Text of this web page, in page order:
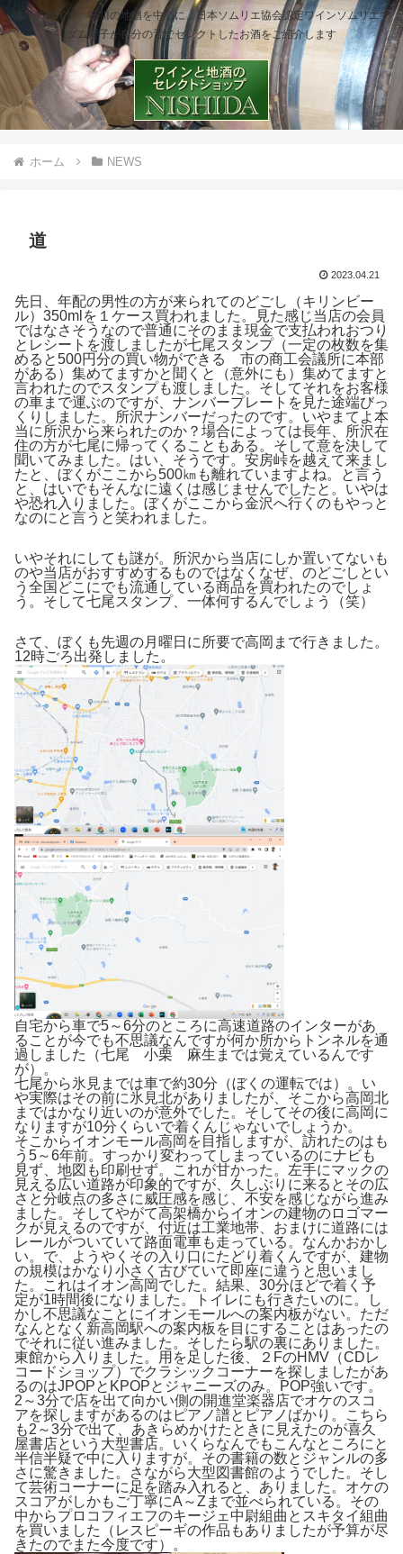
世界のワイン、石川の地酒を中心に、日本ソムリエ協会認定ワインソムリエマ
ダム櫻子が自分の舌でセレクトしたお酒をご紹介します
ホーム NEWS
道
2023.04.21
先日、年配の男性の方が来られてのどごし（キリンビー
ル）350mlを１ケース買われました。見た感じ当店の会員
ではなさそうなので普通にそのまま現金で支払われおつり
とレシートを渡しましたが七尾スタンプ（一定の枚数を集
めると500円分の買い物ができる 市の商工会議所に本部
がある）集めてますかと聞くと（意外にも）集めてますと
言われたのでスタンプも渡しました。そしてそれをお客様
の車まで運ぶのですが、ナンバープレートを見た途端びっ
くりしました。所沢ナンバーだったのです。いやまてよ本
当に所沢から来られたのか？場合によっては長年、所沢在
住の方が七尾に帰ってくることもある。そして意を決して
聞いてみました。はい、そうです。安房峠を越えて来まし
たと、ぼくがここから500㎞も離れていますよね。と言う
と、はいでもそんなに遠くは感じませんでしたと。いやは
や恐れ入りました。ぼくがここから金沢へ行くのもやっと
なのにと言うと笑われました。
いやそれにしても謎が。所沢から当店にしか置いてないも
のや当店がおすすめするものではなくなぜ、のどごしとい
う全国どこにでも流通している商品を買われたのでしょ
う。そして七尾スタンプ、一体何するんでしょう（笑）
さて、ぼくも先週の月曜日に所要で高岡まで行きました。
12時ごろ出発しました。
自宅から車で5～6分のところに高速道路のインターがあ
ることが今でも不思議なんですが何か所からトンネルを通
過しました（七尾 小栗 麻生までは覚えているんです
が）。
七尾から氷見までは車で約30分（ぼくの運転では）。い
や実際はその前に氷見北がありましたが、そこから高岡北
まではかなり近いのが意外でした。そしてその後に高岡に
なりますが10分くらいで着くんじゃないでしょうか。
そこからイオンモール高岡を目指しますが、訪れたのはも
う5～6年前。すっかり変わってしまっているのにナビも
見ず、地図も印刷せず。これが甘かった。左手にマックの
見える広い道路が印象的ですが、久しぶりに来るとその広
さと分岐点の多さに威圧感を感じ、不安を感じながら進み
ました。そしてやがて高架橋からイオンの建物のロゴマー
クが見えるのですが、付近は工業地帯、おまけに道路には
レールがついていて路面電車も走っている。なんかおかし
い。で、ようやくその入り口にたどり着くんですが、建物
の規模はかなり小さく古びていて即座に違うと思いまし
た。これはイオン高岡でした。結果、30分ほどで着く予
定が1時間後になりました。トイレにも行きたいのに。し
かし不思議なことにイオンモールへの案内板がない。ただ
なんとなく新高岡駅への案内板を目にすることはあったの
でそれに従い進みました。そしたら駅の裏にありました。
東館から入りました。用を足した後、２FのHMV（CDレ
コードショップ）でクラシックコーナーを探しましたがあ
るのはJPOPとKPOPとジャニーズのみ。POP強いです。
2～3分で店を出て向かい側の開進堂楽器店でオケのスコ
アを探しますがあるのはピアノ譜とピアノばかり。こちら
も2～3分で出て、あきらめかけたときに見えたのが喜久
屋書店という大型書店。いくらなんでもこんなところにと
半信半疑で中に入りますが。その書籍の数とジャンルの多
さに驚きました。さながら大型図書館のようでした。そし
て芸術コーナーに足を踏み入れると、ありました。オケの
スコアがしかもご丁寧にA～Zまで並べられている。その
中からプロコフィエフのキージェ中尉組曲とスキタイ組曲
を買いました（レスピーギの作品もありましたが予算が尽
きたのでまた今度です）。